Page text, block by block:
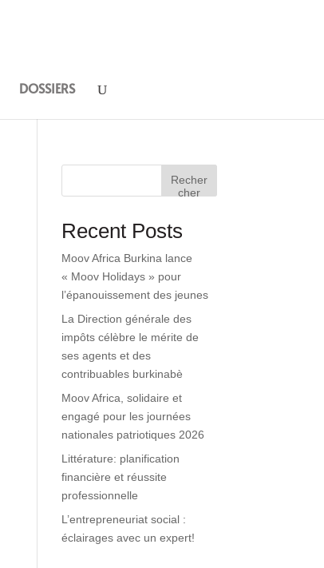
DOSSIERS
Recher
cher
Recent Posts
Moov Africa Burkina lance
« Moov Holidays » pour
l’épanouissement des jeunes
La Direction générale des
impôts célèbre le mérite de
ses agents et des
contribuables burkinabè
Moov Africa, solidaire et
engagé pour les journées
nationales patriotiques 2026
Littérature: planification
financière et réussite
professionnelle
L’entrepreneuriat social :
éclairages avec un expert!